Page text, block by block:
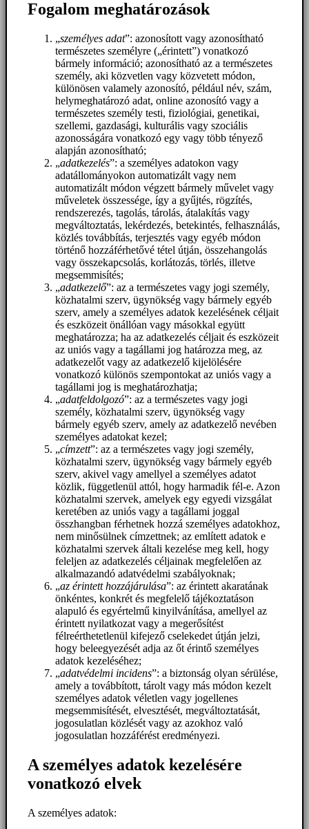
Fogalom meghatározások
„személyes adat”: azonosított vagy azonosítható
természetes személyre („érintett”) vonatkozó
bármely információ; azonosítható az a természetes
személy, aki közvetlen vagy közvetett módon,
különösen valamely azonosító, például név, szám,
helymeghatározó adat, online azonosító vagy a
természetes személy testi, fiziológiai, genetikai,
szellemi, gazdasági, kulturális vagy szociális
azonosságára vonatkozó egy vagy több tényező
alapján azonosítható;
„adatkezelés”: a személyes adatokon vagy
adatállományokon automatizált vagy nem
automatizált módon végzett bármely művelet vagy
műveletek összessége, így a gyűjtés, rögzítés,
rendszerezés, tagolás, tárolás, átalakítás vagy
megváltoztatás, lekérdezés, betekintés, felhasználás,
közlés továbbítás, terjesztés vagy egyéb módon
történő hozzáférhetővé tétel útján, összehangolás
vagy összekapcsolás, korlátozás, törlés, illetve
megsemmisítés;
„adatkezelő”: az a természetes vagy jogi személy,
közhatalmi szerv, ügynökség vagy bármely egyéb
szerv, amely a személyes adatok kezelésének céljait
és eszközeit önállóan vagy másokkal együtt
meghatározza; ha az adatkezelés céljait és eszközeit
az uniós vagy a tagállami jog határozza meg, az
adatkezelőt vagy az adatkezelő kijelölésére
vonatkozó különös szempontokat az uniós vagy a
tagállami jog is meghatározhatja;
„adatfeldolgozó”: az a természetes vagy jogi
személy, közhatalmi szerv, ügynökség vagy
bármely egyéb szerv, amely az adatkezelő nevében
személyes adatokat kezel;
„címzett”: az a természetes vagy jogi személy,
közhatalmi szerv, ügynökség vagy bármely egyéb
szerv, akivel vagy amellyel a személyes adatot
közlik, függetlenül attól, hogy harmadik fél-e. Azon
közhatalmi szervek, amelyek egy egyedi vizsgálat
keretében az uniós vagy a tagállami joggal
összhangban férhetnek hozzá személyes adatokhoz,
nem minősülnek címzettnek; az említett adatok e
közhatalmi szervek általi kezelése meg kell, hogy
feleljen az adatkezelés céljainak megfelelően az
alkalmazandó adatvédelmi szabályoknak;
„az érintett hozzájárulása”: az érintett akaratának
önkéntes, konkrét és megfelelő tájékoztatáson
alapuló és egyértelmű kinyilvánítása, amellyel az
érintett nyilatkozat vagy a megerősítést
félreérthetetlenül kifejező cselekedet útján jelzi,
hogy beleegyezését adja az őt érintő személyes
adatok kezeléséhez;
„adatvédelmi incidens”: a biztonság olyan sérülése,
amely a továbbított, tárolt vagy más módon kezelt
személyes adatok véletlen vagy jogellenes
megsemmisítését, elvesztését, megváltoztatását,
jogosulatlan közlését vagy az azokhoz való
jogosulatlan hozzáférést eredményezi.
A személyes adatok kezelésére
vonatkozó elvek
A személyes adatok: